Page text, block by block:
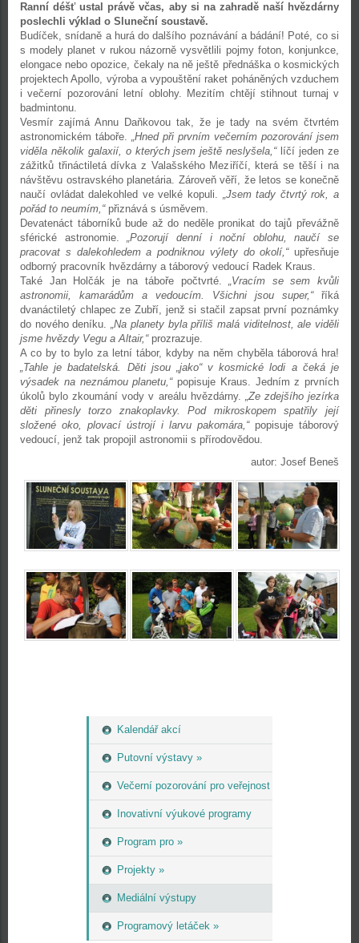
Kalendář akcí
Putovní výstavy »
Večerní pozorování pro veřejnost
Inovativní výukové programy
Program pro »
Projekty »
Mediální výstupy
Programový letáček »
Ranní déšť ustal právě včas, aby si na zahradě naší hvězdárny
poslechli výklad o Sluneční soustavě.
Budíček, snídaně a hurá do dalšího poznávání a bádání! Poté, co si
s modely planet v rukou názorně vysvětlili pojmy foton, konjunkce,
elongace nebo opozice, čekaly na ně ještě přednáška o kosmických
projektech Apollo, výroba a vypouštění raket poháněných vzduchem
i večerní pozorování letní oblohy. Mezitím chtějí stihnout turnaj v
badmintonu.
Vesmír zajímá Annu Daňkovou tak, že je tady na svém čtvrtém
astronomickém táboře. „Hned při prvním večerním pozorování jsem
viděla několik galaxií, o kterých jsem ještě neslyšela,“líčí jeden ze
zážitků třináctiletá dívka z Valašského Meziříčí, která se těší i na
návštěvu ostravského planetária. Zároveň věří, že letos se konečně
naučí ovládat dalekohled ve velké kopuli. „Jsem tady čtvrtý rok, a
pořád to neumím,“přiznává s úsměvem.
Devatenáct táborníků bude až do neděle pronikat do tajů převážně
sférické astronomie.„Pozorují denní i noční oblohu, naučí se
pracovat s dalekohledem a podniknou výlety do okolí,“upřesňuje
odborný pracovník hvězdárny a táborový vedoucí Radek Kraus.
Také Jan Holčák je na táboře počtvrté. „Vracím se sem kvůli
astronomii, kamarádům a vedoucím. Všichni jsou super,“ říká
dvanáctiletý chlapec ze Zubří, jenž si stačil zapsat první poznámky
do nového deníku. „Na planety byla příliš malá viditelnost, ale viděli
jsme hvězdy Vegu a Altair,“ prozrazuje.
A co by to bylo za letní tábor, kdyby na něm chyběla táborová hra!
„Tahle je badatelská. Děti jsou „jako“ v kosmické lodi a čeká je
výsadek na neznámou planetu,“ popisuje Kraus. Jedním z prvních
úkolů bylo zkoumání vody v areálu hvězdárny. „Ze zdejšího jezírka
děti přinesly torzo znakoplavky. Pod mikroskopem spatřily její
složené oko, plovací ústrojí i larvu pakomára,“popisuje táborový
vedoucí, jenž tak propojil astronomii s přírodovědou.
autor: Josef Beneš